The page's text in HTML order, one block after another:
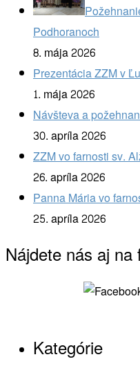
Podhoranoch
8. mája 2026
Prezentácia ZZM v
1. mája 2026
Návšteva a
30. apríla 2026
ZZM vo farnosti sv.
26. apríla 2026
Panna Mária vo
25. apríla 2026
Nájdete nás aj na
Kategórie